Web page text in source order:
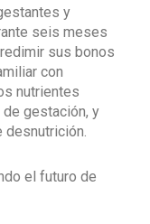
y
seis meses
sus bonos
con
nutrientes
gestación, y
el futuro de